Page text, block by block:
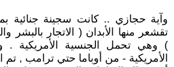
وآية حجازي .. كانت سجينة جنائية
تقشعر منها الأبدان ( الاتجار بالبشر
) وهي تحمل الجنسية الأمريكية .
الأمريكية - من أوباما حتي ترامب , تم